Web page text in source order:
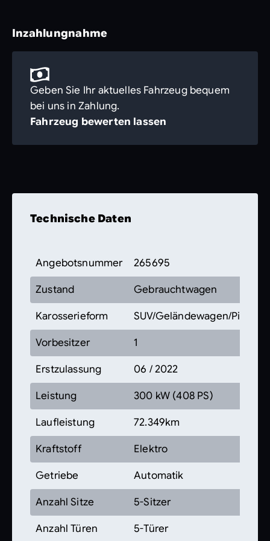
Inzahlungnahme
Geben Sie Ihr aktuelles Fahrzeug bequem
bei uns in Zahlung.
Fahrzeug bewerten lassen
Technische Daten
Angebotsnummer 265695
Zustand Gebrauchtwagen
Karosserieform SUV/Geländewagen/Pickup
Vorbesitzer 1
Erstzulassung 06 / 2022
Leistung 300 kW (408 PS)
Laufleistung 72.349km
Kraftstoff Elektro
Getriebe Automatik
Anzahl Sitze 5-Sitzer
Anzahl Türen 5-Türer